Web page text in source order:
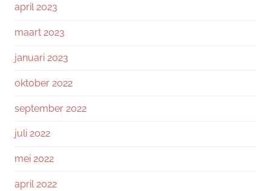
april 2023
maart 2023
januari 2023
oktober 2022
september 2022
juli 2022
mei 2022
april 2022